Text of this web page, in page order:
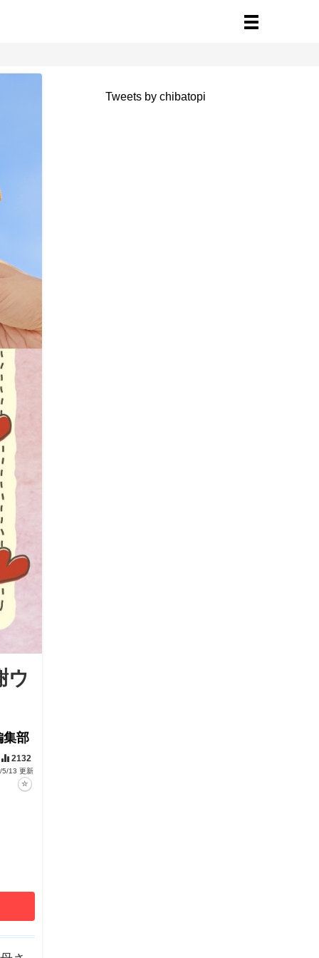
ウ
集部
2132
13 更新
Tweets by chibatopi